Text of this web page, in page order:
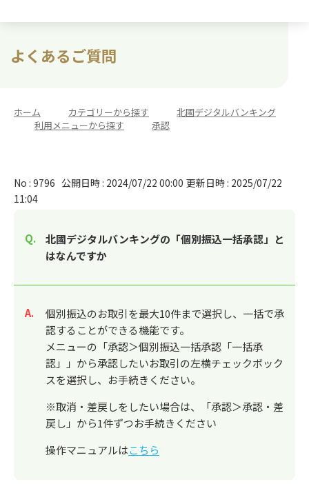
よくあるご質問
ホーム カテゴリーから探す
北國デジタルバンキング
利用メニューから探す 承認
No : 9796 公開日時 : 2024/07/22 00:00 更新日時 : 2025/07/22
11:04
北國デジタルバンキングの「個別振込一括承認」と
はなんですか
回答
個別振込のお取引を最大10件まで選択し、一括で承
認することができる機能です。
メニューの「承認＞個別振込一括承認「一括承
認」」から承認したいお取引の左横チェックボック
スを選択し、お手続きください。
※取消・差戻しをしたい場合は、「承認＞承認・差
戻し」から1件ずつお手続きください
操作マニュアルはこちら